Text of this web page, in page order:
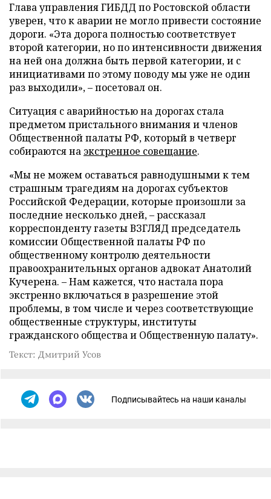
Глава управления ГИБДД по Ростовской области
уверен, что к аварии не могло привести состояние
дороги. «Эта дорога полностью соответствует
второй категории, но по интенсивности движения
на ней она должна быть первой категории, и с
инициативами по этому поводу мы уже не один
раз выходили», – посетовал он.
Ситуация с аварийностью на дорогах стала
предметом пристального внимания и членов
Общественной палаты РФ, который в четверг
собираются на экстренное совещание.
«Мы не можем оставаться равнодушными к тем
страшным трагедиям на дорогах субъектов
Российской Федерации, которые произошли за
последние несколько дней, – рассказал
корреспонденту газеты ВЗГЛЯД председатель
комиссии Общественной палаты РФ по
общественному контролю деятельности
правоохранительных органов адвокат Анатолий
Кучерена. – Нам кажется, что настала пора
экстренно включаться в разрешение этой
проблемы, в том числе и через соответствующие
общественные структуры, институты
гражданского общества и Общественную палату».
Текст: Дмитрий Усов
Подписывайтесь на наши каналы